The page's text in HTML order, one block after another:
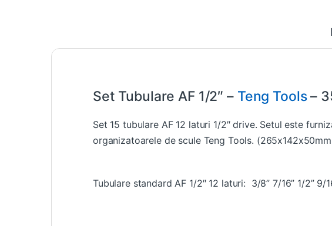
Set Tubulare AF 1/2″ – Teng Tools–
Set 15 tubulare AF 12 laturi 1/2″ drive. Setul este
organizatoarele de scule Teng Tools.
Tubulare standard AF 1/2″ 12 laturi: 3/8” 7/16” 1/2” 9/16” 5/